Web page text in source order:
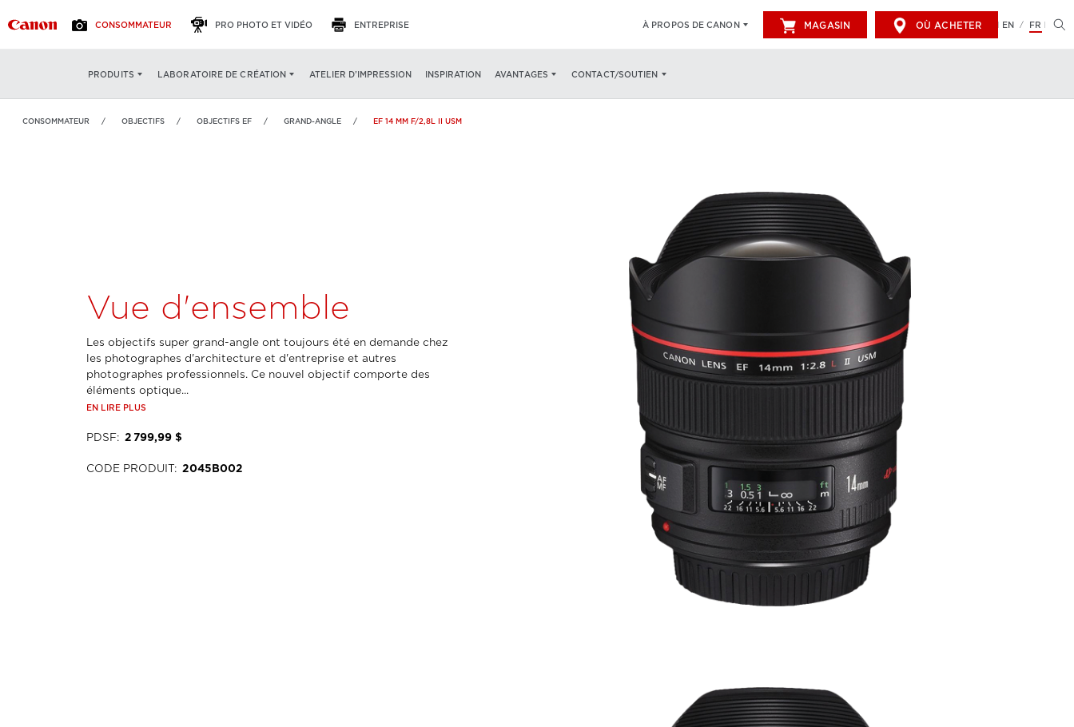
CONSOMMATEUR PRO PHOTO ET VIDÉO ENTREPRISE À PROPOS DE CANON MAGASIN OÙ ACHETER EN / FR
PRODUITS LABORATOIRE DE CRÉATION ATELIER D’IMPRESSION INSPIRATION AVANTAGES CONTACT/SOUTIEN
EF 14 mm f/2,8L II USM VUE D'ENSEMBLE SPÉCIFICATIONS
CONSOMMATEUR OBJECTIFS OBJECTIFS EF GRAND-ANGLE EF 14 MM F/2,8L II USM
Vue d'ensemble
Les objectifs super grand-angle ont toujours été en demande chez
les photographes d'architecture et d'entreprise et autres
photographes professionnels. Ce nouvel objectif comporte des
éléments optique...
EN LIRE PLUS
PDSF: 2 799,99 $
CODE PRODUIT: 2045B002